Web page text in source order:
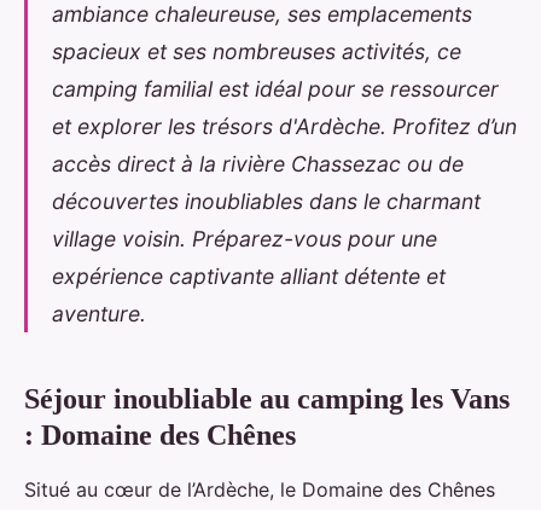
ambiance chaleureuse, ses emplacements
spacieux et ses nombreuses activités, ce
camping familial est idéal pour se ressourcer
et explorer les trésors d'Ardèche. Profitez d’un
accès direct à la rivière Chassezac ou de
découvertes inoubliables dans le charmant
village voisin. Préparez-vous pour une
expérience captivante alliant détente et
aventure.
Séjour inoubliable au camping les Vans
: Domaine des Chênes
Situé au cœur de l’Ardèche, le Domaine des Chênes